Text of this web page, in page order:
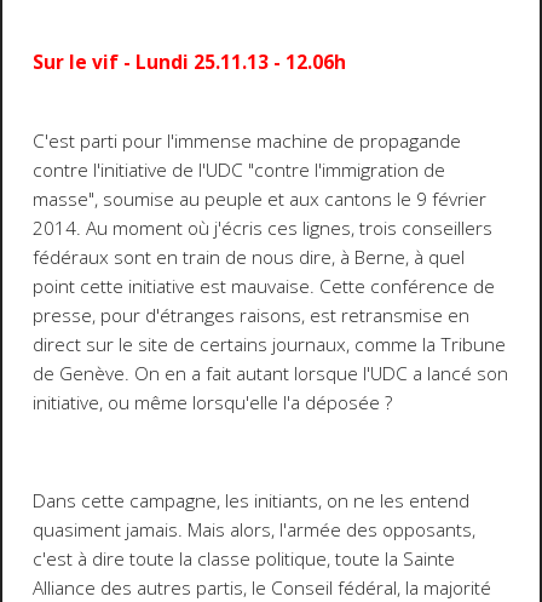
Sur le vif - Lundi 25.11.13 - 12.06h
C'est parti pour l'immense machine de propagande
contre l'initiative de l'UDC "contre l'immigration de
masse", soumise au peuple et aux cantons le 9 février
2014. Au moment où j'écris ces lignes, trois conseillers
fédéraux sont en train de nous dire, à Berne, à quel
point cette initiative est mauvaise. Cette conférence de
presse, pour d'étranges raisons, est retransmise en
direct sur le site de certains journaux, comme la Tribune
de Genève. On en a fait autant lorsque l'UDC a lancé son
initiative, ou même lorsqu'elle l'a déposée ?
Dans cette campagne, les initiants, on ne les entend
quasiment jamais. Mais alors, l'armée des opposants,
c'est à dire toute la classe politique, toute la Sainte
Alliance des autres partis, le Conseil fédéral, la majorité